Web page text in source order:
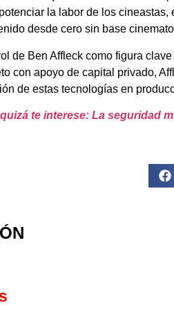
la labor de los
desde cero sin base
de Ben Affleck como figura
con apoyo de capital privado,
de estas tecnologías en
te interese: La seguridad